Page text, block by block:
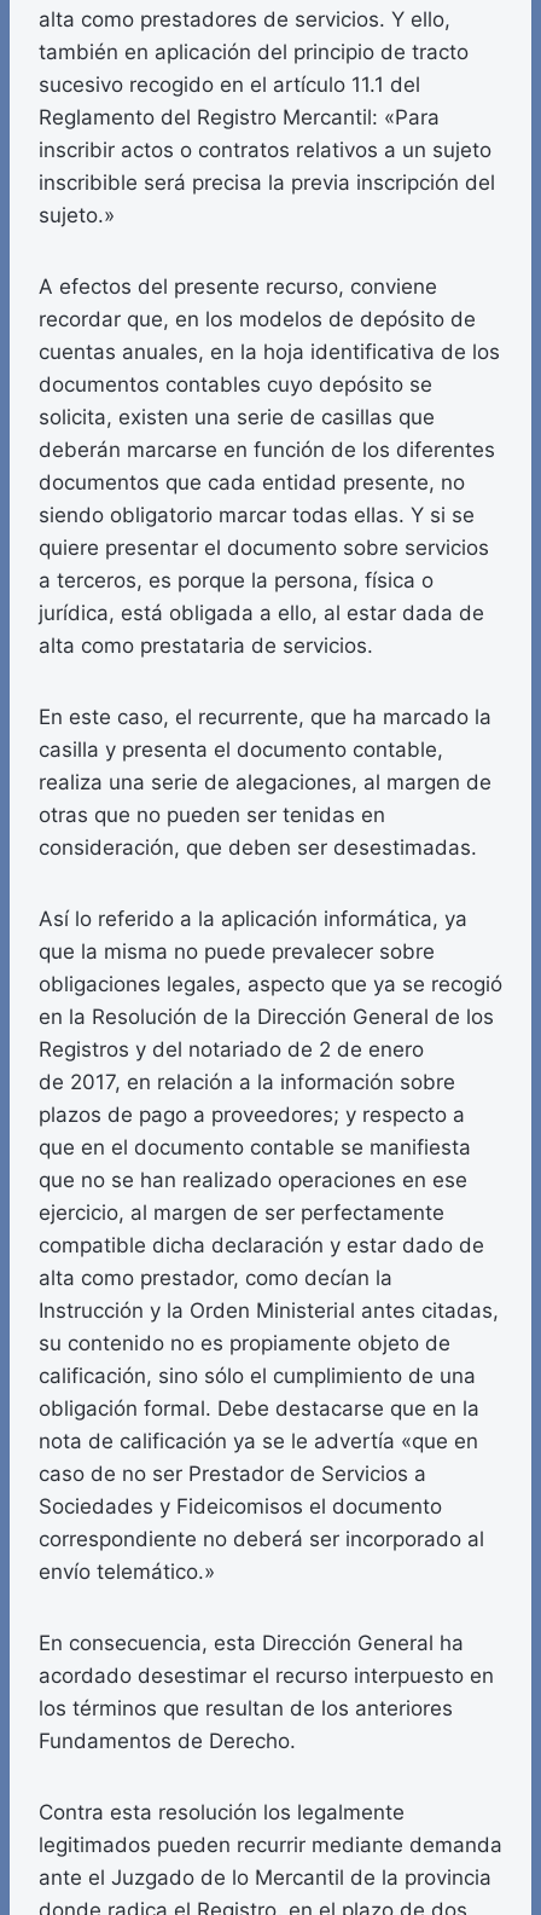
alta como prestadores de servicios. Y ello,
también en aplicación del principio de tracto
sucesivo recogido en el artículo 11.1 del
Reglamento del Registro Mercantil: «Para
inscribir actos o contratos relativos a un sujeto
inscribible será precisa la previa inscripción del
sujeto.»
A efectos del presente recurso, conviene
recordar que, en los modelos de depósito de
cuentas anuales, en la hoja identificativa de los
documentos contables cuyo depósito se
solicita, existen una serie de casillas que
deberán marcarse en función de los diferentes
documentos que cada entidad presente, no
siendo obligatorio marcar todas ellas. Y si se
quiere presentar el documento sobre servicios
a terceros, es porque la persona, física o
jurídica, está obligada a ello, al estar dada de
alta como prestataria de servicios.
En este caso, el recurrente, que ha marcado la
casilla y presenta el documento contable,
realiza una serie de alegaciones, al margen de
otras que no pueden ser tenidas en
consideración, que deben ser desestimadas.
Así lo referido a la aplicación informática, ya
que la misma no puede prevalecer sobre
obligaciones legales, aspecto que ya se recogió
en la Resolución de la Dirección General de los
Registros y del notariado de 2 de enero
de 2017, en relación a la información sobre
plazos de pago a proveedores; y respecto a
que en el documento contable se manifiesta
que no se han realizado operaciones en ese
ejercicio, al margen de ser perfectamente
compatible dicha declaración y estar dado de
alta como prestador, como decían la
Instrucción y la Orden Ministerial antes citadas,
su contenido no es propiamente objeto de
calificación, sino sólo el cumplimiento de una
obligación formal. Debe destacarse que en la
nota de calificación ya se le advertía «que en
caso de no ser Prestador de Servicios a
Sociedades y Fideicomisos el documento
correspondiente no deberá ser incorporado al
envío telemático.»
En consecuencia, esta Dirección General ha
acordado desestimar el recurso interpuesto en
los términos que resultan de los anteriores
Fundamentos de Derecho.
Contra esta resolución los legalmente
legitimados pueden recurrir mediante demanda
ante el Juzgado de lo Mercantil de la provincia